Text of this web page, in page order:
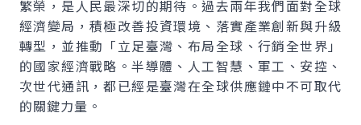
繁榮，是人民最深切的期待。過去兩年我們面對全球
經濟變局，積極改善投資環境、落實產業創新與升級
轉型，並推動「立足臺灣、布局全球、行銷全世界」
的國家經濟戰略。半導體、人工智慧、軍工、安控、
次世代通訊，都已經是臺灣在全球供應鏈中不可取代
的關鍵力量。